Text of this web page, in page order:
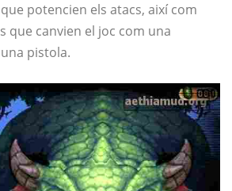
potencien els atacs, així com
que canvien el joc com una
pistola.